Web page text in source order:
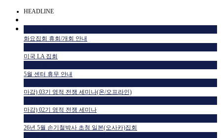
HEADLINE
화요집회 휴회/개회 안내
미국 LA 집회
5월 센터 휴무 안내
마감) 03기 영적 전쟁 세미나(온/오프라인)
마감) 02기 영적 전쟁 세미나
26년 5월 손기철박사 초청 일본(오사카)집회